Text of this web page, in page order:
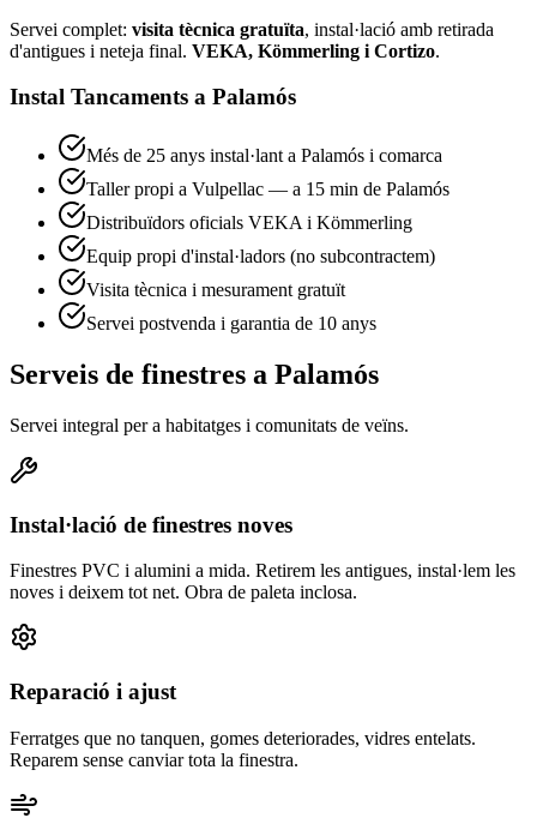
Servei complet: visita tècnica gratuïta, instal·lació amb retirada
d'antigues i neteja final. VEKA, Kömmerling i Cortizo.
Instal Tancaments a Palamós
Més de 25 anys instal·lant a Palamós i comarca
Taller propi a Vulpellac — a 15 min de Palamós
Distribuïdors oficials VEKA i Kömmerling
Equip propi d'instal·ladors (no subcontractem)
Visita tècnica i mesurament gratuït
Servei postvenda i garantia de 10 anys
Serveis de finestres a Palamós
Servei integral per a habitatges i comunitats de veïns.
Instal·lació de finestres noves
Finestres PVC i alumini a mida. Retirem les antigues, instal·lem les
noves i deixem tot net. Obra de paleta inclosa.
Reparació i ajust
Ferratges que no tanquen, gomes deteriorades, vidres entelats.
Reparem sense canviar tota la finestra.